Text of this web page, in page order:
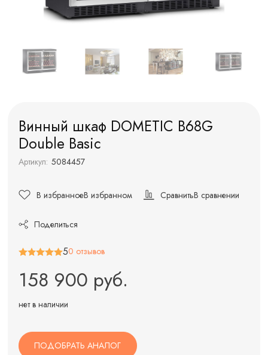
Винный шкаф DOMETIC B68G
Double Basic
Артикул: 5084457
В избранноеВ избранном СравнитьВ сравнении
Поделиться
50 отзывов
158 900 руб.
нет в наличии
ПОДОБРАТЬ АНАЛОГ